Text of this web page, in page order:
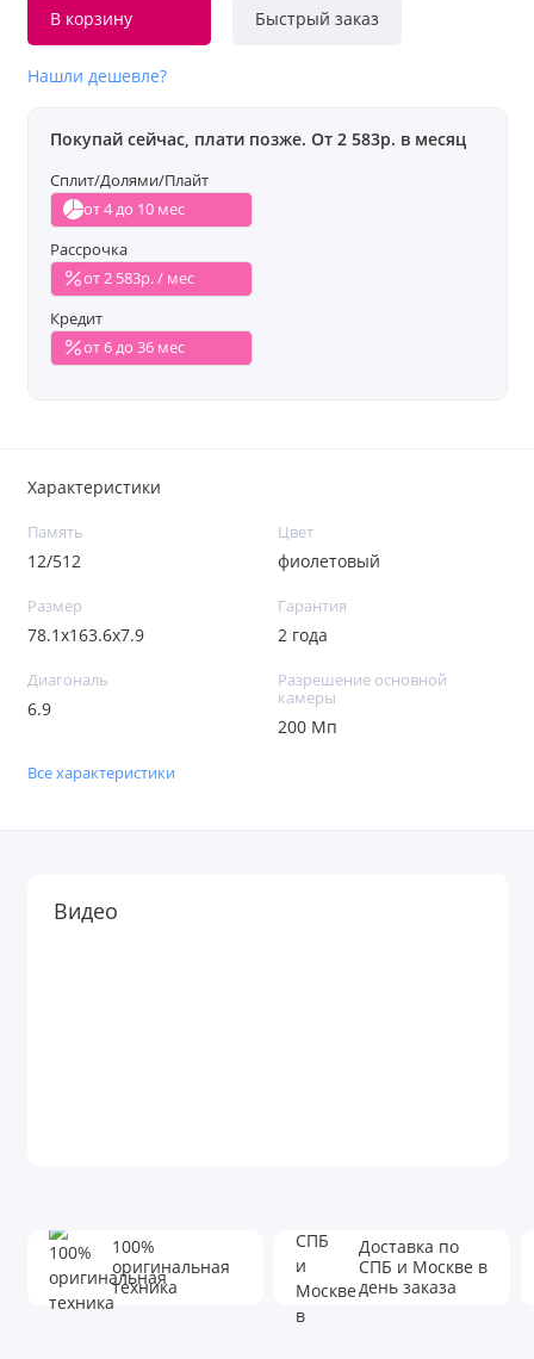
В корзину Быстрый заказ
Нашли дешевле?
Покупай сейчас, плати позже. От 2 583р. в месяц
Сплит/Долями/Плайт
от 4 до 10 мес
Рассрочка
от 2 583р. / мес
Кредит
от 6 до 36 мес
Характеристики
Память
12/512
Цвет
фиолетовый
Размер
78.1x163.6x7.9
Гарантия
2 года
Диагональ
6.9
Разрешение основной
камеры
200 Мп
Все характеристики
Видео
100%
оригинальная
техника
Доставка по
СПБ и Москве в
день заказа